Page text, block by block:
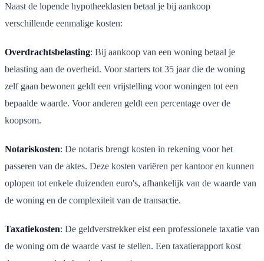
Naast de lopende hypotheeklasten betaal je bij aankoop
verschillende eenmalige kosten:
Overdrachtsbelasting: Bij aankoop van een woning betaal je
belasting aan de overheid. Voor starters tot 35 jaar die de woning
zelf gaan bewonen geldt een vrijstelling voor woningen tot een
bepaalde waarde. Voor anderen geldt een percentage over de
koopsom.
Notariskosten: De notaris brengt kosten in rekening voor het
passeren van de aktes. Deze kosten variëren per kantoor en kunnen
oplopen tot enkele duizenden euro's, afhankelijk van de waarde van
de woning en de complexiteit van de transactie.
Taxatiekosten: De geldverstrekker eist een professionele taxatie van
de woning om de waarde vast te stellen. Een taxatierapport kost